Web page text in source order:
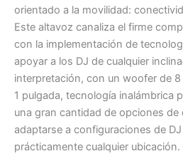
orientado a la movilidad:
Este altavoz canaliza el firme
con la implementación de
apoyar a los DJ de cualquier
interpretación, con un woofer de
1 pulgada, tecnología inalámbrica
una gran cantidad de opciones de
adaptarse a configuraciones de
prácticamente cualquier